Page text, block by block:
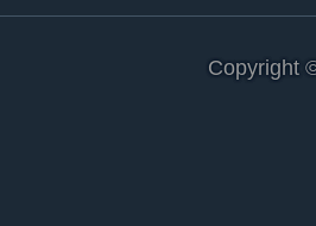
Copyright